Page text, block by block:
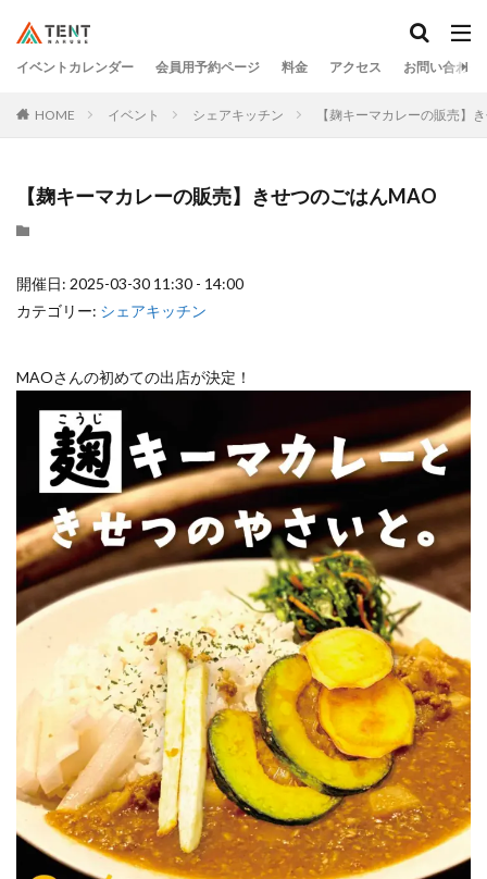
イベントカレンダー 会員用予約ページ 料金 アクセス お問い合わせ
HOME イベント シェアキッチン 【麹キーマカレーの販売】
【麹キーマカレーの販売】きせつのごはんMAO
開催日: 2025-03-30 11:30 - 14:00
カテゴリー: シェアキッチン
MAOさんの初めての出店が決定！